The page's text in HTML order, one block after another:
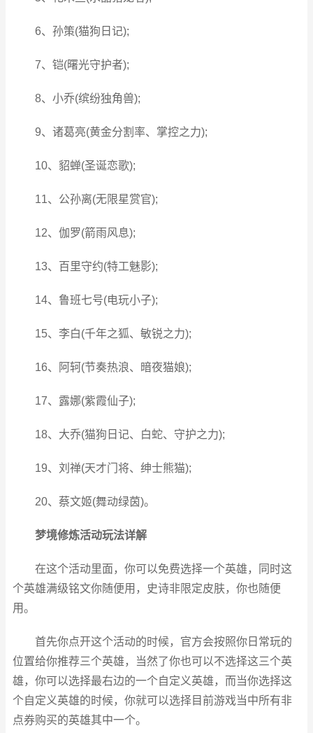
6、孙策(猫狗日记);
7、铠(曙光守护者);
8、小乔(缤纷独角兽);
9、诸葛亮(黄金分割率、掌控之力);
10、貂蝉(圣诞恋歌);
11、公孙离(无限星赏官);
12、伽罗(箭雨风息);
13、百里守约(特工魅影);
14、鲁班七号(电玩小子);
15、李白(千年之狐、敏锐之力);
16、阿轲(节奏热浪、暗夜猫娘);
17、露娜(紫霞仙子);
18、大乔(猫狗日记、白蛇、守护之力);
19、刘禅(天才门将、绅士熊猫);
20、蔡文姬(舞动绿茵)。
梦境修炼活动玩法详解
在这个活动里面，你可以免费选择一个英雄，同时这
个英雄满级铭文你随便用，史诗非限定皮肤，你也随便
用。
首先你点开这个活动的时候，官方会按照你日常玩的
位置给你推荐三个英雄，当然了你也可以不选择这三个英
雄，你可以选择最右边的一个自定义英雄，而当你选择这
个自定义英雄的时候，你就可以选择目前游戏当中所有非
点券购买的英雄其中一个。